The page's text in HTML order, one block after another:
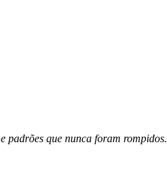
padrões que nunca foram rompidos.